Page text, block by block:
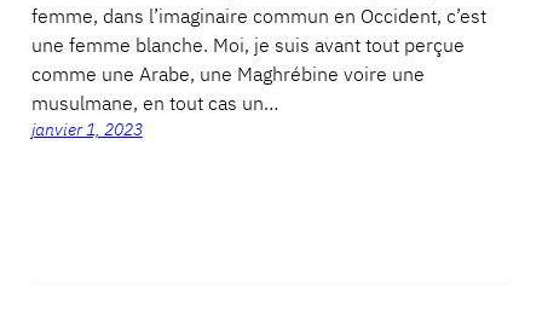
femme, dans l’imaginaire commun en Occident, c’est
une femme blanche. Moi, je suis avant tout perçue
comme une Arabe, une Maghrébine voire une
musulmane, en tout cas un…
janvier 1, 2023